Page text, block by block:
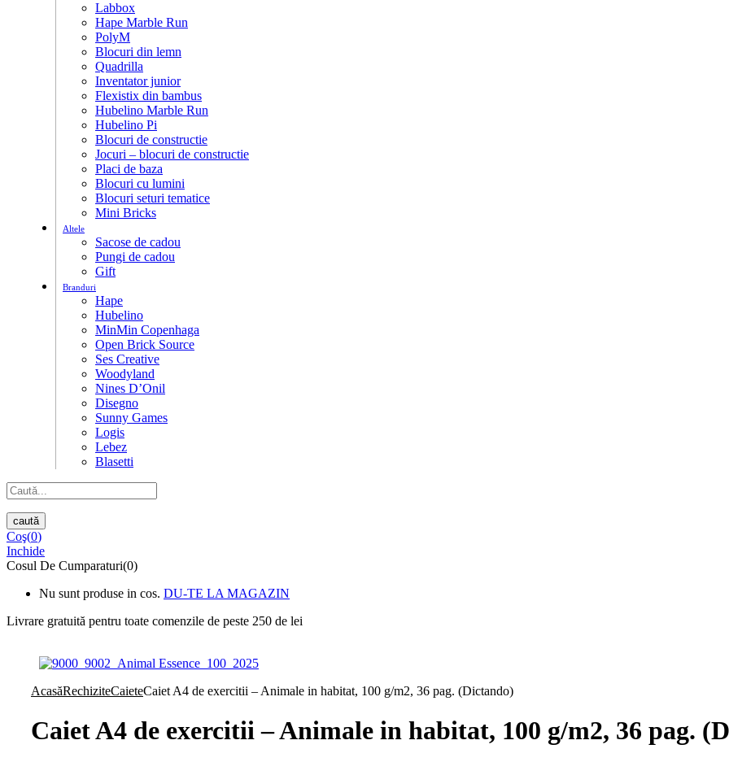
Labbox
Hape Marble Run
PolyM
Blocuri din lemn
Quadrilla
Inventator junior
Flexistix din bambus
Hubelino Marble Run
Hubelino Pi
Blocuri de constructie
Jocuri – blocuri de constructie
Placi de baza
Blocuri cu lumini
Blocuri seturi tematice
Mini Bricks
Altele
Sacose de cadou
Pungi de cadou
Gift
Branduri
Hape
Hubelino
MinMin Copenhaga
Open Brick Source
Ses Creative
Woodyland
Nines D’Onil
Disegno
Sunny Games
Logis
Lebez
Blasetti
caută
Coş(0)
Inchide
Cosul De Cumparaturi(0)
Nu sunt produse in cos. DU-TE LA MAGAZIN
Livrare gratuită pentru toate comenzile de peste 250 de lei
AcasăRechiziteCaieteCaiet A4 de exercitii – Animale in habitat, 100 g/m2, 36 pag. (Dictando)
Caiet A4 de exercitii – Animale in habitat, 100 g/m2, 36 pag.